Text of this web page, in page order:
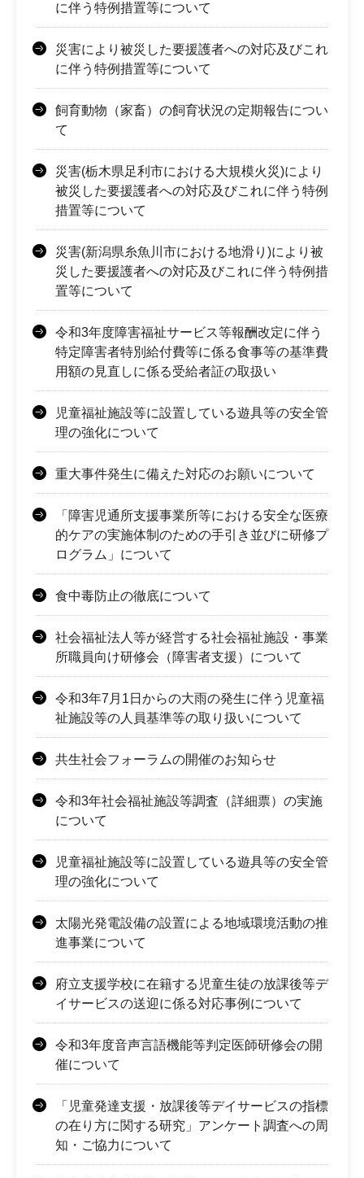
に伴う特例措置等について
災害により被災した要援護者への対応及びこれ
に伴う特例措置等について
飼育動物（家畜）の飼育状況の定期報告につい
て
災害(栃木県足利市における大規模火災)により
被災した要援護者への対応及びこれに伴う特例
措置等について
災害(新潟県糸魚川市における地滑り)により被
災した要援護者への対応及びこれに伴う特例措
置等について
令和3年度障害福祉サービス等報酬改定に伴う
特定障害者特別給付費等に係る食事等の基準費
用額の見直しに係る受給者証の取扱い
児童福祉施設等に設置している遊具等の安全管
理の強化について
重大事件発生に備えた対応のお願いについて
「障害児通所支援事業所等における安全な医療
的ケアの実施体制のための手引き並びに研修プ
ログラム」について
食中毒防止の徹底について
社会福祉法人等が経営する社会福祉施設・事業
所職員向け研修会（障害者支援）について
令和3年7月1日からの大雨の発生に伴う児童福
祉施設等の人員基準等の取り扱いについて
共生社会フォーラムの開催のお知らせ
令和3年社会福祉施設等調査（詳細票）の実施
について
児童福祉施設等に設置している遊具等の安全管
理の強化について
太陽光発電設備の設置による地域環境活動の推
進事業について
府立支援学校に在籍する児童生徒の放課後等デ
イサービスの送迎に係る対応事例について
令和3年度音声言語機能等判定医師研修会の開
催について
「児童発達支援・放課後等デイサービスの指標
の在り方に関する研究」アンケート調査への周
知・ご協力について